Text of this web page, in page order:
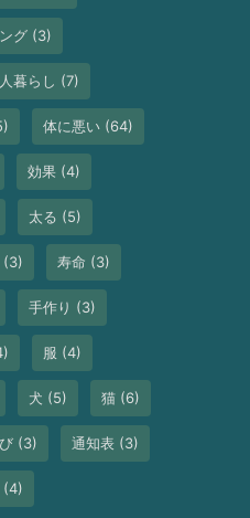
グ (3)
暮らし (7)
体に悪い (64)
効果 (4)
太る (5)
(3) 寿命 (3)
手作り (3)
服 (4)
犬 (5) 猫 (6)
(3) 通知表 (3)
(4)